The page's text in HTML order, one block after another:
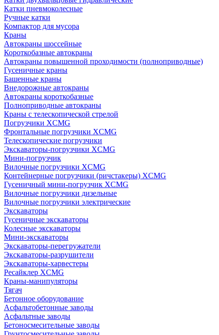
Катки пневмоколесные
Ручные катки
Компактор для мусора
Краны
Автокраны шоссейные
Короткобазные автокраны
Автокраны повышенной проходимости (полноприводные)
Гусеничные краны
Башенные краны
Внедорожные автокраны
Автокраны короткобазные
Полноприводные автокраны
Краны с телескопической стрелой
Погрузчики XCMG
Фронтальные погрузчики XCMG
Телескопические погрузчики
Экскаваторы-погрузчики XCMG
Мини-погрузчик
Вилочные погрузчики XCMG
Контейнерные погрузчики (ричстакеры) XCMG
Гусеничный мини-погрузчик XCMG
Вилочные погрузчики дизельные
Вилочные погрузчики электрические
Экскаваторы
Гусеничные экскаваторы
Колесные экскаваторы
Мини-экскаваторы
Экскаваторы-перегружатели
Экскаваторы-разрушители
Экскаваторы-харвестеры
Ресайклер XCMG
Краны-манипуляторы
Тягач
Бетонное оборудование
Асфальтобетонные заводы
Асфальтные заводы
Бетоносмесительные заводы